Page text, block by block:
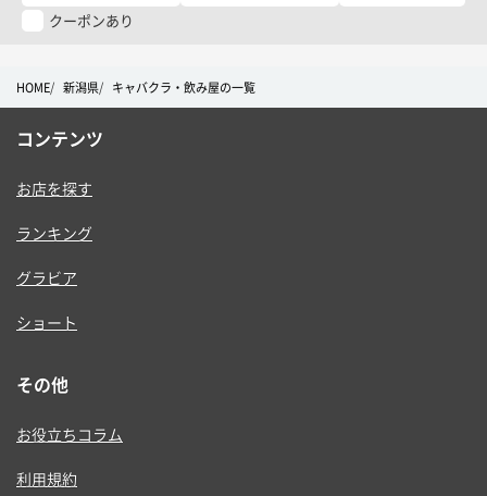
ー
クーポンあり
HOME 新潟県 キャバクラ・飲み屋の一覧
コンテンツ
お店を探す
ランキング
グラビア
ショート
その他
お役立ちコラム
利用規約